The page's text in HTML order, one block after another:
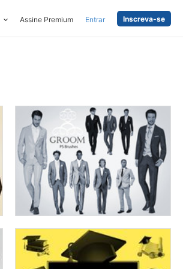
Assine Premium Entrar Inscreva-se